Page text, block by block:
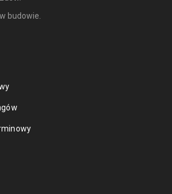
budowie.